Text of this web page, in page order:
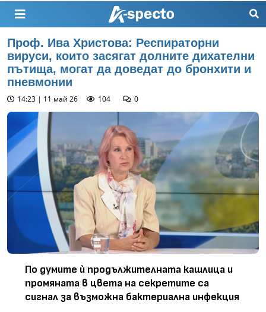
Проф. Ива Христова: Респираторни
вируси, които засягат долните дихателни
пътища, могат да доведат до бронхити и
пневмонии
14:23 | 11 май 26 104 0
По думите ѝ продължителната кашлица и
промяната в цвета на секретите са
сигнал за възможна бактериална инфекция